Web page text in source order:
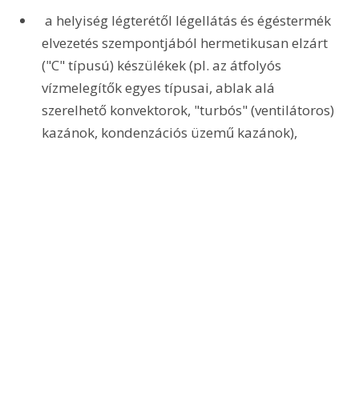
a helyiség légterétől légellátás és égéstermék
elvezetés szempontjából hermetikusan elzárt
("C" típusú) készülékek (pl. az átfolyós
vízmelegítők egyes típusai, ablak alá
szerelhető konvektorok, "turbós" (ventilátoros)
kazánok, kondenzációs üzemű kazánok),